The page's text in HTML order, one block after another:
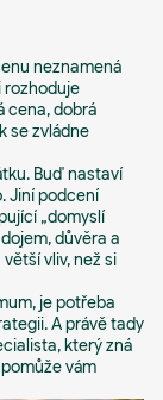
neznamená
rozhoduje
cena, dobrá
se zvládne
Buď nastaví
Jiní podcení
„domyslí
důvěra a
vliv, než si
je potřeba
A právě tady
který zná
vám